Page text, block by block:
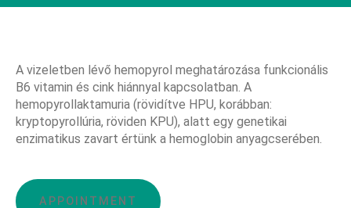
A vizeletben lévő hemopyrol meghatározása funkcionális
B6 vitamin és cink hiánnyal kapcsolatban. A
hemopyrollaktamuria (rövidítve HPU, korábban:
kryptopyrollúria, röviden KPU), alatt egy genetikai
enzimatikus zavart értünk a hemoglobin anyagcserében.
APPOINTMENT